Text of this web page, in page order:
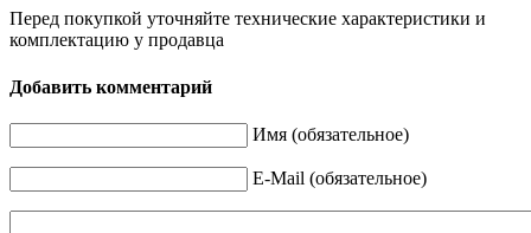
Перед покупкой уточняйте технические характеристики и
комплектацию у продавца
Добавить комментарий
Имя (обязательное)
E-Mail (обязательное)